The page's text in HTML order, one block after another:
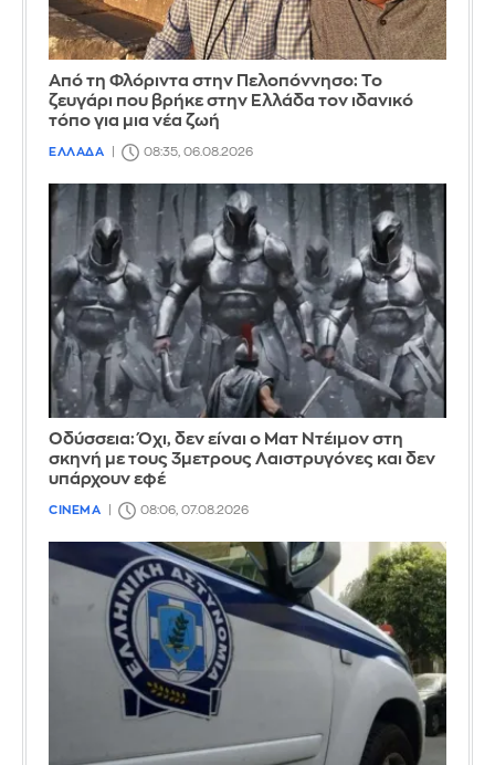
Από τη Φλόριντα στην Πελοπόννησο: Το
ζευγάρι που βρήκε στην Ελλάδα τον ιδανικό
τόπο για μια νέα ζωή
ΕΛΛΑΔΑ 08:35, 06.08.2026
Οδύσσεια: Όχι, δεν είναι ο Ματ Ντέιμον στη
σκηνή με τους 3μετρους Λαιστρυγόνες και δεν
υπάρχουν εφέ
CINEMA 08:06, 07.08.2026